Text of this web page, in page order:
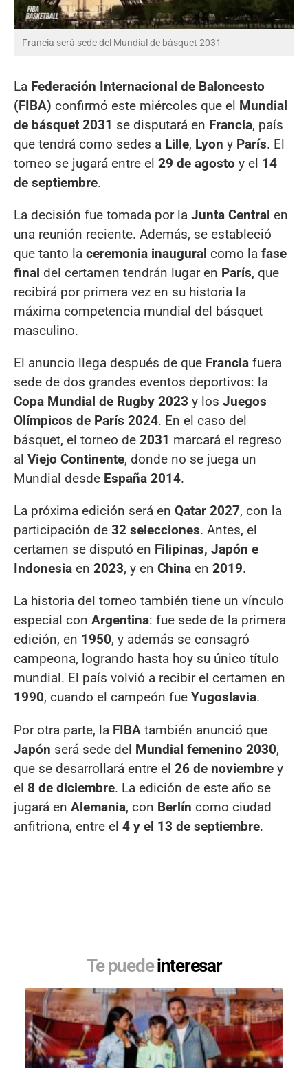
Francia será sede del Mundial de básquet 2031
La Federación Internacional de Baloncesto
(FIBA) confirmó este miércoles que el Mundial
de básquet 2031 se disputará en Francia, país
que tendrá como sedes a Lille, Lyon y París. El
torneo se jugará entre el 29 de agosto y el 14
de septiembre.
La decisión fue tomada por la Junta Central en
una reunión reciente. Además, se estableció
que tanto la ceremonia inaugural como la fase
final del certamen tendrán lugar en París, que
recibirá por primera vez en su historia la
máxima competencia mundial del básquet
masculino.
El anuncio llega después de que Francia fuera
sede de dos grandes eventos deportivos: la
Copa Mundial de Rugby 2023 y los Juegos
Olímpicos de París 2024. En el caso del
básquet, el torneo de 2031 marcará el regreso
al Viejo Continente, donde no se juega un
Mundial desde España 2014.
La próxima edición será en Qatar 2027, con la
participación de 32 selecciones. Antes, el
certamen se disputó en Filipinas, Japón e
Indonesia en 2023, y en China en 2019.
La historia del torneo también tiene un vínculo
especial con Argentina: fue sede de la primera
edición, en 1950, y además se consagró
campeona, logrando hasta hoy su único título
mundial. El país volvió a recibir el certamen en
1990, cuando el campeón fue Yugoslavia.
Por otra parte, la FIBA también anunció que
Japón será sede del Mundial femenino 2030,
que se desarrollará entre el 26 de noviembre y
el 8 de diciembre. La edición de este año se
jugará en Alemania, con Berlín como ciudad
anfitriona, entre el 4 y el 13 de septiembre.
Te puedeinteresar